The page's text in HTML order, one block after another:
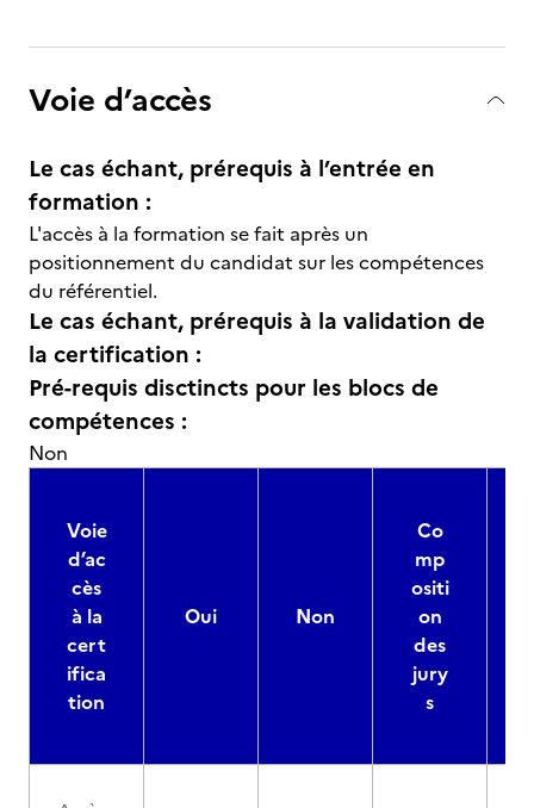
Voie d’accès
Le cas échant, prérequis à l’entrée en
formation :
L'accès à la formation se fait après un
positionnement du candidat sur les compétences
du référentiel.
Le cas échant, prérequis à la validation de
la certification :
Pré-requis disctincts pour les blocs de
compétences :
Non
Voie
d’ac
cès
à la
cert
ifica
tion
Oui Non
Co
mp
ositi
on
des
jury
s